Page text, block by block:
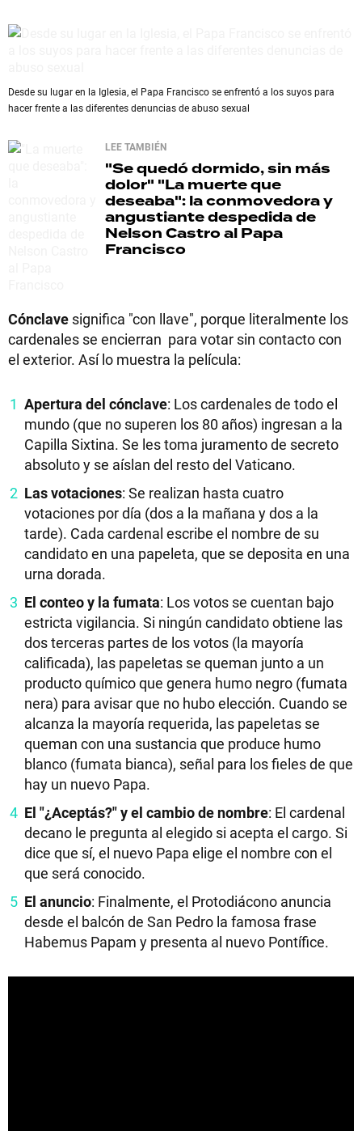
Desde su lugar en la Iglesia, el Papa Francisco se enfrentó a los suyos para
hacer frente a las diferentes denuncias de abuso sexual
LEE TAMBIÉN
"Se quedó dormido, sin más
dolor" "La muerte que
deseaba": la conmovedora y
angustiante despedida de
Nelson Castro al Papa
Francisco
Cónclave significa "con llave", porque literalmente los
cardenales se encierran para votar sin contacto con
el exterior. Así lo muestra la película:
Apertura del cónclave: Los cardenales de todo el
mundo (que no superen los 80 años) ingresan a la
Capilla Sixtina. Se les toma juramento de secreto
absoluto y se aíslan del resto del Vaticano.
Las votaciones: Se realizan hasta cuatro
votaciones por día (dos a la mañana y dos a la
tarde). Cada cardenal escribe el nombre de su
candidato en una papeleta, que se deposita en una
urna dorada.
El conteo y la fumata: Los votos se cuentan bajo
estricta vigilancia. Si ningún candidato obtiene las
dos terceras partes de los votos (la mayoría
calificada), las papeletas se queman junto a un
producto químico que genera humo negro (fumata
nera) para avisar que no hubo elección. Cuando se
alcanza la mayoría requerida, las papeletas se
queman con una sustancia que produce humo
blanco (fumata bianca), señal para los fieles de que
hay un nuevo Papa.
El "¿Aceptás?" y el cambio de nombre: El cardenal
decano le pregunta al elegido si acepta el cargo. Si
dice que sí, el nuevo Papa elige el nombre con el
que será conocido.
El anuncio: Finalmente, el Protodiácono anuncia
desde el balcón de San Pedro la famosa frase
Habemus Papam y presenta al nuevo Pontífice.